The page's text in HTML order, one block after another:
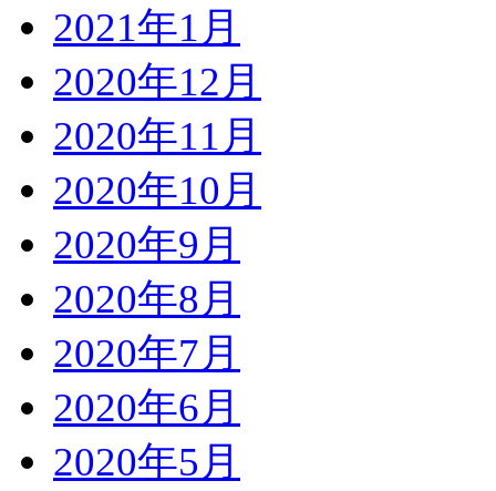
2021年1月
2020年12月
2020年11月
2020年10月
2020年9月
2020年8月
2020年7月
2020年6月
2020年5月